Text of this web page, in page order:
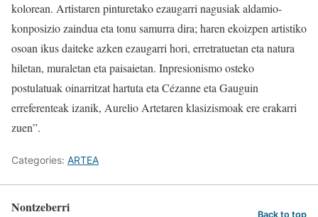
kolorean. Artistaren pinturetako ezaugarri nagusiak aldamio-
konposizio zaindua eta tonu samurra dira; haren ekoizpen artistiko
osoan ikus daiteke azken ezaugarri hori, erretratuetan eta natura
hiletan, muraletan eta paisaietan. Inpresionismo osteko
postulatuak oinarritzat hartuta eta Cézanne eta Gauguin
erreferenteak izanik, Aurelio Artetaren klasizismoak ere erakarri
zuen”.
Categories: ARTEA
Nontzeberri Back to top